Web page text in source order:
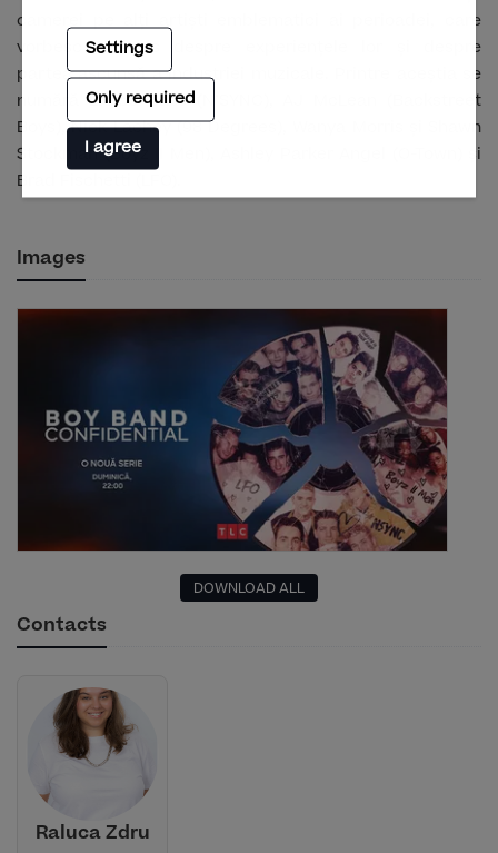
Settings
Only required
I agree
camerei pe alți artiști emblematici ai perioadei, care
vorbesc deschis despre experiențele lor și despre
partea ascunsă a industriei muzicale. Printre aceștia se
numără Lance Bass (N’SYNC), AJ McLean (Backstreet
Boys), Nick Lachey (98 Degrees), Wanya Morris și Shawn
Stockman (Boyz II Men), Ashley Parker Angel (O-Town) și
Brad Fischetti (LFO).
Images
DOWNLOAD ALL
Contacts
Raluca Zdru